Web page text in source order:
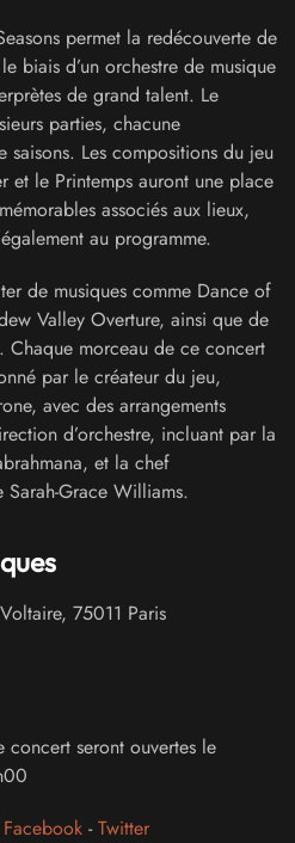
permet la redécouverte de
biais d’un orchestre de musique
de grand talent. Le
parties, chacune
saisons. Les compositions du jeu
et le Printemps auront une place
associés aux lieux,
au programme.
de musiques comme Dance of
Valley Overture, ainsi que de
Chaque morceau de ce concert
par le créateur du jeu,
avec des arrangements
d’orchestre, incluant par la
et la chef
Sarah-Grace Williams.
, 75011 Paris
concert seront ouvertes le
Facebook -Twitter